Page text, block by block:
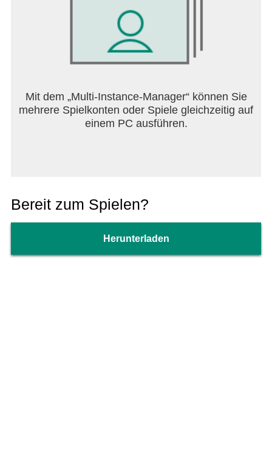
Mit dem „Multi-Instance-Manager“ können Sie
mehrere Spielkonten oder Spiele gleichzeitig auf
einem PC ausführen.
Bereit zum Spielen?
Herunterladen